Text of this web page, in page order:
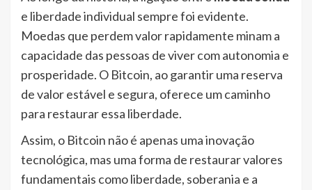
e liberdade individual sempre foi evidente.
Moedas que perdem valor rapidamente minam a
capacidade das pessoas de viver com autonomia e
prosperidade. O Bitcoin, ao garantir uma reserva
de valor estável e segura, oferece um caminho
para restaurar essa liberdade.
Assim, o Bitcoin não é apenas uma inovação
tecnológica, mas uma forma de restaurar valores
fundamentais como liberdade, soberania e a